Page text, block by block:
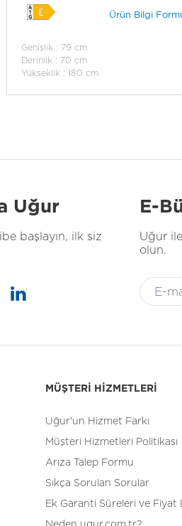
Frost Buzdolabı
Genişlik : 79 cm
Derinlik : 70 cm
Yükseklik : 180 cm
Ürün Bilgi
Uğur
başlayın, ilk siz
E-
Uğur
olun.
MÜŞTERİ HİZMETLERİ
Uğur'un Hizmet Farkı
Müşteri Hizmetleri Politikası
Arıza Talep Formu
Sıkça Sorulan Sorular
Ek Garanti Süreleri ve Fiyat